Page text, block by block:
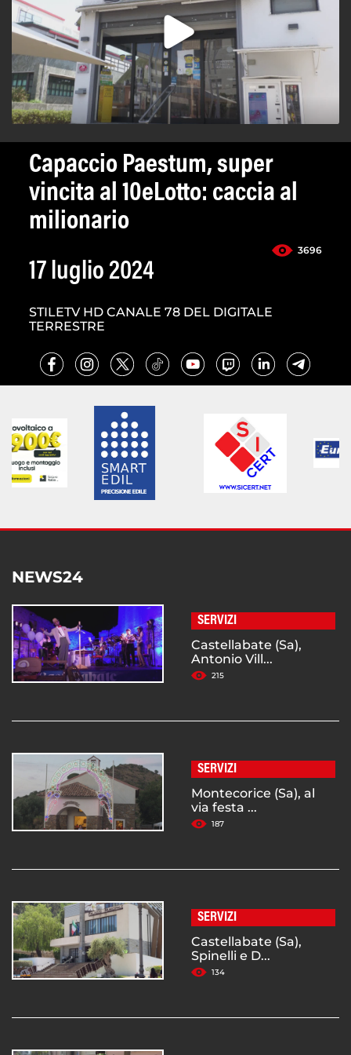
Capaccio Paestum, super
vincita al 10eLotto: caccia al
milionario
3696
17 luglio 2024
STILETV HD CANALE 78 DEL DIGITALE
TERRESTRE
NEWS24
SERVIZI
Castellabate (Sa),
Antonio Vill...
215
SERVIZI
Montecorice (Sa), al
via festa ...
187
SERVIZI
Castellabate (Sa),
Spinelli e D...
134